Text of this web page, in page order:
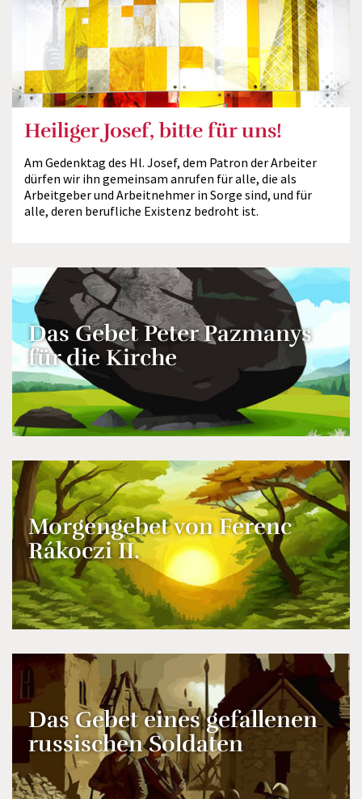
Heiliger Josef, bitte für uns!
Am Gedenktag des Hl. Josef, dem Patron der Arbeiter
dürfen wir ihn gemeinsam anrufen für alle, die als
Arbeitgeber und Arbeitnehmer in Sorge sind, und für
alle, deren berufliche Existenz bedroht ist.
Das Gebet Peter Pazmanys
für die Kirche
Morgengebet von Ferenc
Rákoczi II.
Das Gebet eines gefallenen
russischen Soldaten